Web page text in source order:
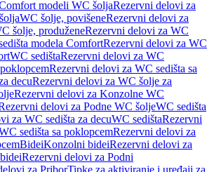
modeli WC šoljaRezervni delovi za
WC šolje, povišeneRezervni delovi za
šolje, produženeRezervni delovi za WC
modela ComfortRezervni delovi za WC
WC sedištaRezervni delovi za WC
Rezervni delovi za WC sedišta sa
decuRezervni delovi za WC šolje za
Rezervni delovi za Konzolne WC
delovi za Podne WC šoljeWC sedišta
za WC sedišta za decuWC sedištaRezervni
sedišta sa poklopcemRezervni delovi za
BideiKonzolni bideiRezervni delovi za
Rezervni delovi za Podni
za PriborTipke za aktiviranje i uređaji za